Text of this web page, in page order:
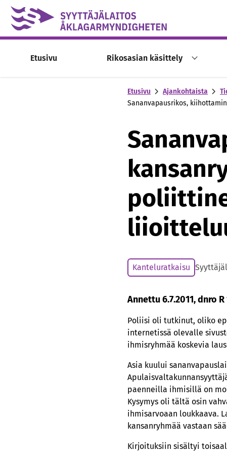
Skip to content -saavutettavuusohje
Etusivu Rikosasian käsittely
Etusivu Ajankohtaista
Sananvapausrikos,
Kanteluratkaisu
Annettu 6.7.2011, dnro R
Poliisi oli tutkinut, oliko
internetissä olevalle
ihmisryhmää koskevia
Asia kuului
paenneilla ihmisillä on
Kysymys oli tältä osin
ihmisarvoaan loukkaava.
kansanryhmää vastaan
Kirjoituksiin sisältyi